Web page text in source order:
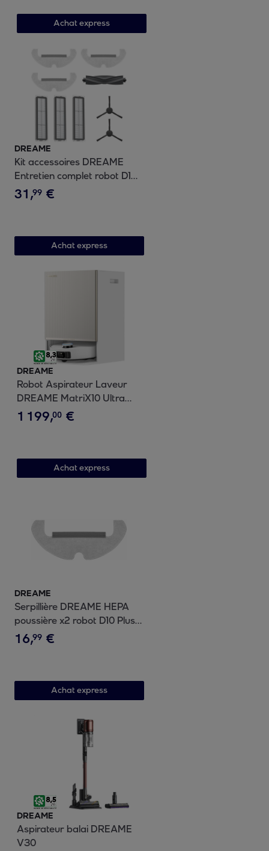
Achat express
DREAME
Kit accessoires DREAME
Entretien complet robot D10s
Plus brosses filtres
31,99 €
Achat express
DREAME
Robot Aspirateur Laveur
DREAME MatriX10 Ultra
blanc avec serpillères auto-
interchangeables
1 199,00 €
Achat express
DREAME
Serpillière DREAME HEPA
poussière x2 robot D10 Plus
Gen 2 D10s Plus
16,99 €
Achat express
DREAME
Aspirateur balai DREAME
V30